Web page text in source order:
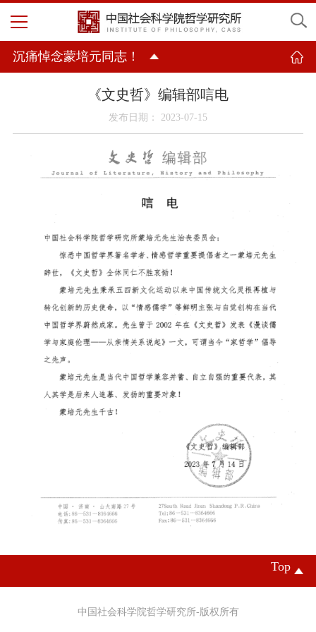
沉痛悼念蒙培元同志！
《文史哲》编辑部唁电
发布日期： 2023-07-15
Top
中国社会科学院哲学研究所-版权所有